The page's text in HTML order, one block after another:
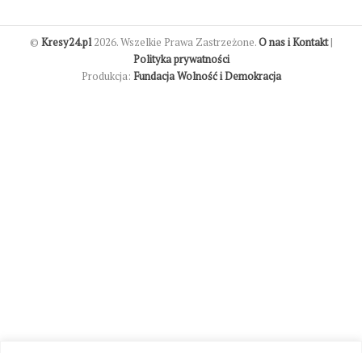
© Kresy24.pl2026. Wszelkie Prawa Zastrzeżone.O nas i Kontakt|
Polityka prywatności
Produkcja: Fundacja Wolność i Demokracja